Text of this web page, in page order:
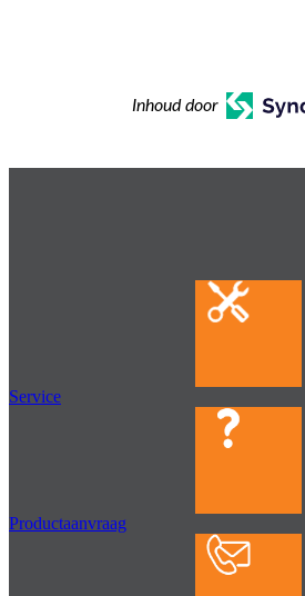
Inhoud door
Service
Productaanvraag